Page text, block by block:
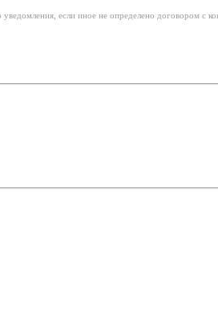
если иное не определено договором с